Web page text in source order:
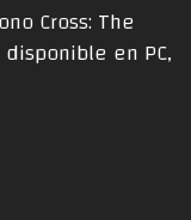
Cross: The
en PC,